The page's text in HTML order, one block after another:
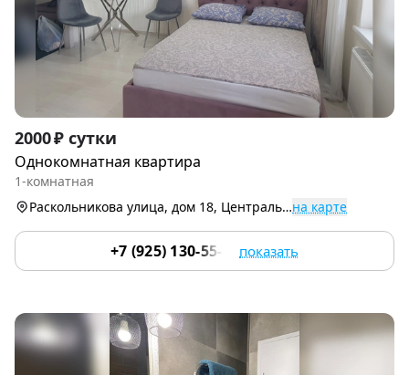
Item
1
of
3
2000 ₽ сутки
Однокомнатная квартира
1-комнатная
Раскольникова улица, дом 18, Центральный р-нна карте
+7 (925) 130-55-45 показать